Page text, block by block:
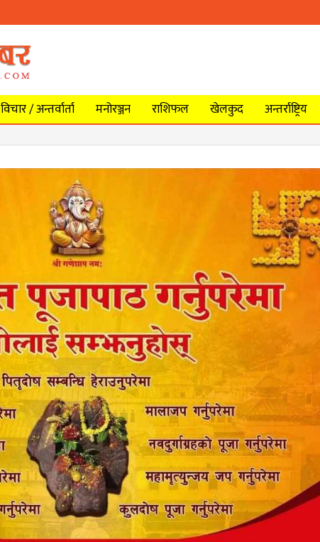
विचार / अन्तर्वार्ता मनोरञ्जन राशिफल खेलकुद अन्तर्राष्ट्रिय